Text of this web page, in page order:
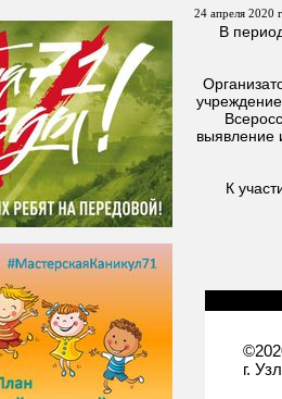
24 апреля 2020
В
выявление
К
г.